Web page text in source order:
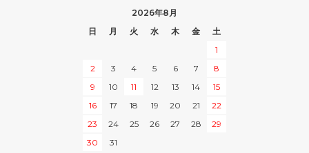
2026年8月
日
月 火 水 木 金
土
1
2
3 4 5 6 7
8
9
10 11 12 13 14
15
16
17 18 19 20 21
22
23
24 25 26 27 28
29
30
31